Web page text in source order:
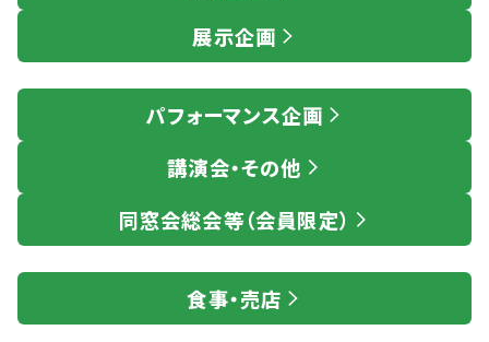
展示企画
パフォーマンス企画
講演会・その他
同窓会総会等（会員限定）
食事・売店